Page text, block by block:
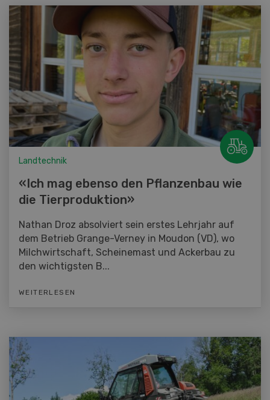
Landtechnik
«Ich mag ebenso den Pflanzenbau wie
die Tierproduktion»
Nathan Droz absolviert sein erstes Lehrjahr auf
dem Betrieb Grange-Verney in Moudon (VD), wo
Milchwirtschaft, Scheinemast und Ackerbau zu
den wichtigsten B...
WEITERLESEN